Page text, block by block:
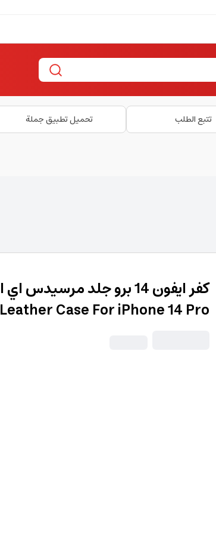
تتبع الطلب تحميل تطبيق جملة
Leather Case For iPhone 14 Pro